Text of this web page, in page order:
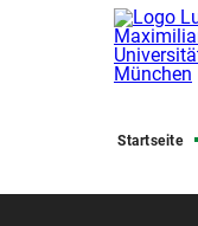
Startseite